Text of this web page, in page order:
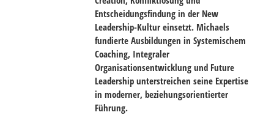
Entscheidungsfindung in der New
Leadership-Kultur einsetzt. Michaels
fundierte Ausbildungen in Systemischem
Coaching, Integraler
Organisationsentwicklung und Future
Leadership unterstreichen seine Expertise
in moderner, beziehungsorientierter
Führung.